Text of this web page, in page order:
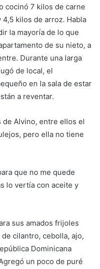
cocinó 7 kilos de carne
kilos de arroz. Habla
la mayoría de lo que
de su nieto, a
Durante una larga
de local, el
en la sala de estar
a reventar.
de Alvino, entre ellos el
pero ella no tiene
que no me quede
lo vertía con aceite y
sus amados frijoles
cilantro, cebolla, ajo,
Dominicana
un poco de puré